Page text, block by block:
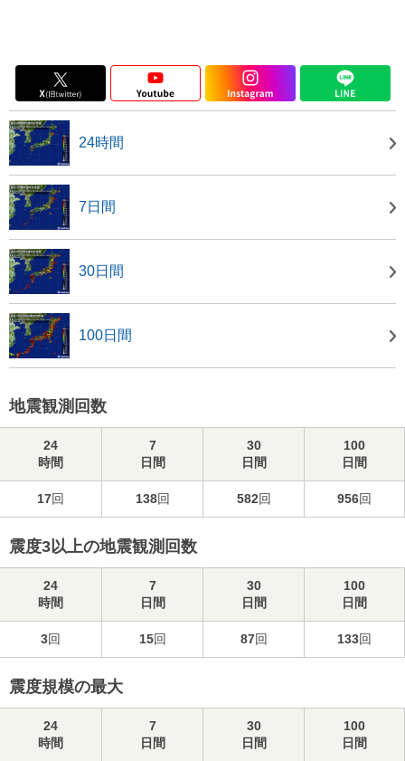
24時間
7日間
30日間
100日間
地震観測回数
24
時間
7
日間
30
日間
100
日間
17回 138回 582回 956回
震度3以上の地震観測回数
24
時間
7
日間
30
日間
100
日間
3回 15回 87回 133回
震度規模の最大
24
時間
7
日間
30
日間
100
日間